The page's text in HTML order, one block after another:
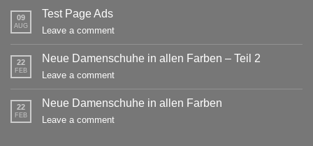
09
AUG
Test Page Ads
Leave a comment
22
FEB
Neue Damenschuhe in allen Farben – Teil 2
Leave a comment
22
FEB
Neue Damenschuhe in allen Farben
Leave a comment